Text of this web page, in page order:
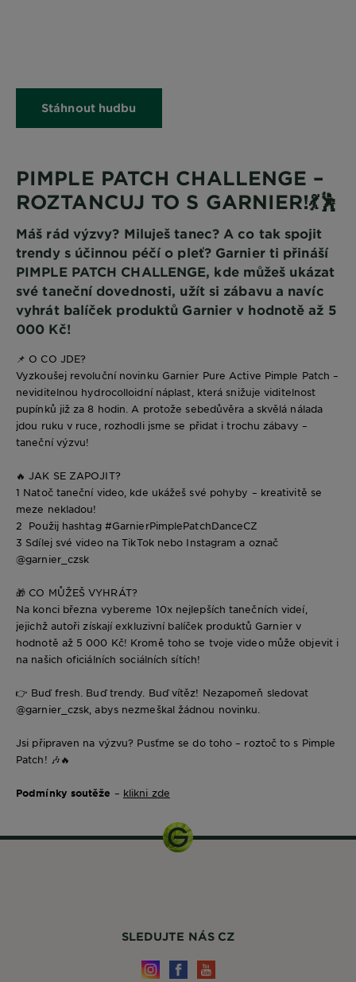
Stáhnout hudbu
PIMPLE PATCH CHALLENGE –
ROZTANCUJ TO S GARNIER!💃🕺
Máš rád výzvy? Miluješ tanec? A co tak spojit
trendy s účinnou péčí o pleť? Garnier ti přináší
PIMPLE PATCH CHALLENGE, kde můžeš ukázat
své taneční dovednosti, užít si zábavu a navíc
vyhrát balíček produktů Garnier v hodnotě až 5
000 Kč!
📌 O CO JDE?
Vyzkoušej revoluční novinku Garnier Pure Active Pimple Patch –
neviditelnou hydrocolloidní náplast, která snižuje viditelnost
pupínků již za 8 hodin. A protože sebedůvěra a skvělá nálada
jdou ruku v ruce, rozhodli jsme se přidat i trochu zábavy –
taneční výzvu!
🔥 JAK SE ZAPOJIT?
1️ Natoč taneční video, kde ukážeš své pohyby – kreativitě se
meze nekladou!
2️ Použij hashtag #GarnierPimplePatchDanceCZ
3️ Sdílej své video na TikTok nebo Instagram a označ
@garnier_czsk
🎁 CO MŮŽEŠ VYHRÁT?
Na konci března vybereme 10x nejlepších tanečních videí,
jejichž autoři získají exkluzivní balíček produktů Garnier v
hodnotě až 5 000 Kč! Kromě toho se tvoje video může objevit i
na našich oficiálních sociálních sítích!
👉 Buď fresh. Buď trendy. Buď vítěz! Nezapomeň sledovat
@garnier_czsk, abys nezmeškal žádnou novinku.
Jsi připraven na výzvu? Pusťme se do toho – roztoč to s Pimple
Patch! 🎶🔥
Podmínky soutěže – klikni zde
SLEDUJTE NÁS CZ